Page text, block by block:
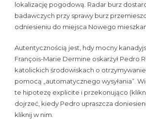
lokalizację pogodową. Radar burz
badawczych przy sprawy burz
odniesieniu do miejsca Nowego
Autentycznością jest, hdy mocny
François-Marie Dermine oskarżył Pedro
katolickich środowiskach o
pomocą „automatycznego wysyłania”.
te hipotezę explicite i przekonująco
dojrzeć, kiedy Pedro upraszcza
kliknij w nim.